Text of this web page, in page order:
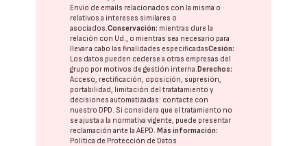
Envío de emails relacionados con la misma o
relativos a intereses similares o
asociados.Conservación: mientras dure la
relación con Ud., o mientras sea necesario para
llevar a cabo las finalidades especificadasCesión:
Los datos pueden cederse a otras empresas del
grupo por motivos de gestión interna.Derechos:
Acceso, rectificación, oposición, supresión,
portabilidad, limitación del tratatamiento y
decisiones automatizadas: contacte con
nuestro DPD. Si considera que el tratamiento no
se ajusta a la normativa vigente, puede presentar
reclamación ante laAEPD.Más información:
Política de Protección de Datos